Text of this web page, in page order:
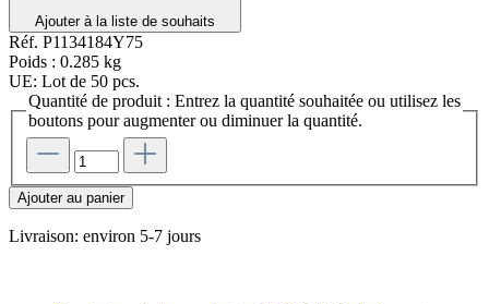
Ajouter à la liste de souhaits
Réf. P1134184Y75
Poids : 0.285 kg
UE: Lot de 50 pcs.
Quantité de produit : Entrez la quantité souhaitée ou utilisez les
boutons pour augmenter ou diminuer la quantité.
Ajouter au panier
Livraison: environ 5-7 jours